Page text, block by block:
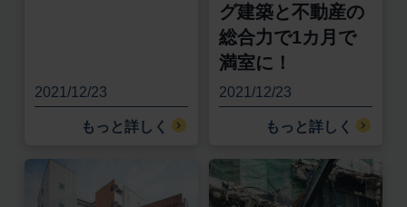
2021/12/23
もっと詳しく
グ建築と不動産の
総合力で1カ月で
満室に！
2021/12/23
もっと詳しく